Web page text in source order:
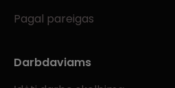
Pagal pareigas
Darbdaviams